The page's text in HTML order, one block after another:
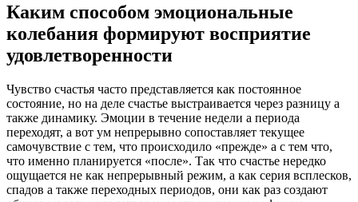
Каким способом эмоциональные
колебания формируют восприятие
удовлетворенности
Чувство счастья часто представляется как постоянное
состояние, но на деле счастье выстраивается через разницу а
также динамику. Эмоции в течение недели а периода
переходят, а вот ум непрерывно сопоставляет текущее
самочувствие с тем, что происходило «прежде» а с тем что,
что именно планируется «после». Так что счастье нередко
ощущается не как непрерывный режим, а как серия всплесков,
спадов а также переходных периодов, они как раз создают